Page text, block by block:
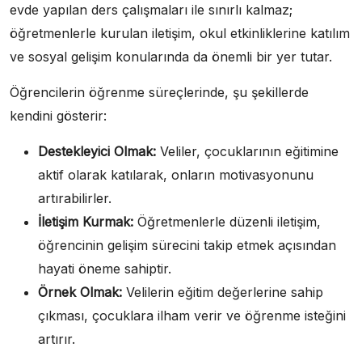
evde yapılan ders çalışmaları ile sınırlı kalmaz;
öğretmenlerle kurulan iletişim, okul etkinliklerine katılım
ve sosyal gelişim konularında da önemli bir yer tutar.
Öğrencilerin öğrenme süreçlerinde, şu şekillerde
kendini gösterir:
Destekleyici Olmak: Veliler, çocuklarının eğitimine
aktif olarak katılarak, onların motivasyonunu
artırabilirler.
İletişim Kurmak: Öğretmenlerle düzenli iletişim,
öğrencinin gelişim sürecini takip etmek açısından
hayati öneme sahiptir.
Örnek Olmak: Velilerin eğitim değerlerine sahip
çıkması, çocuklara ilham verir ve öğrenme isteğini
artırır.